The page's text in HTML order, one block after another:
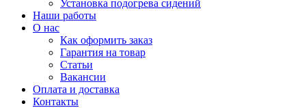
Установка подогрева сидений
Наши работы
О нас
Как оформить заказ
Гарантия на товар
Статьи
Вакансии
Оплата и доставка
Контакты